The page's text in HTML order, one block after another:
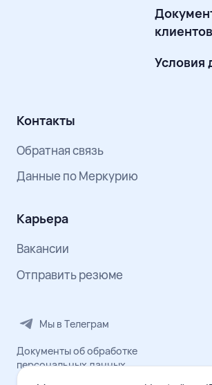
клиентов
Условия
Контакты
Обратная связь
Данные по Меркурию
Карьера
Вакансии
Отправить резюме
Мы в Телеграм
Документы об обработке
персональных данных